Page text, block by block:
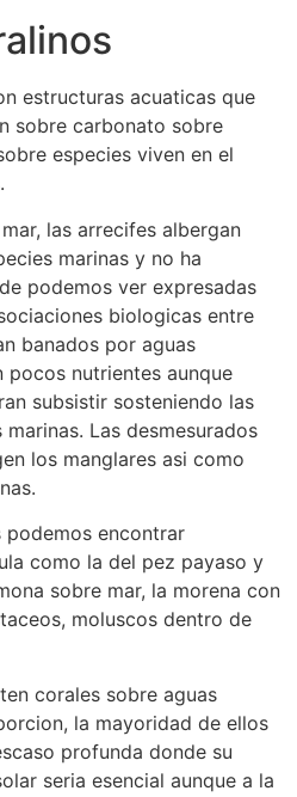
estructuras acuaticas que
sobre carbonato sobre
especies viven en el
las arrecifes albergan
marinas y no ha
podemos ver expresadas
biologicas entre
banados por aguas
nutrientes aunque
subsistir sosteniendo las
Las desmesurados
los manglares asi­ como
podemos encontrar
como la del pez payaso y
sobre mar, la morena con
moluscos dentro de
corales sobre aguas
la mayoridad de ellos
profunda donde su
seri­a esencial aunque a la